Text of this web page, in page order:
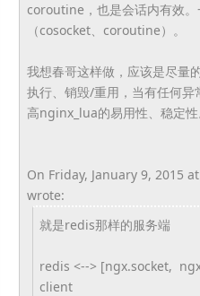
coroutine，也是会话内有效
（cosocket、coroutine）。
我想春哥这样做，应该是尽量
执行、销毁/重用，当有任何
高nginx_lua的易用性、稳定性
On Friday, January 9, 2015
wrote:
就是redis那样的服务端
redis <--> [ngx.socket,
client